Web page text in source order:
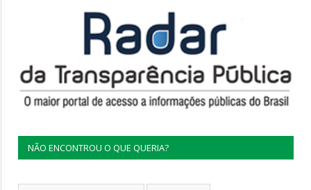
NÃO ENCONTROU O QUE QUERIA?